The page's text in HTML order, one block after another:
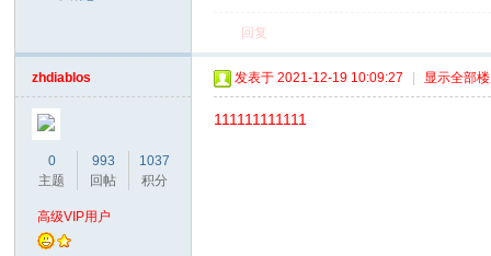
回复
zhdiablos
0
主题
993
回帖
1037
积分
高级VIP用户
发表于 2021-12-19 10:09:27 显示全部
111111111111